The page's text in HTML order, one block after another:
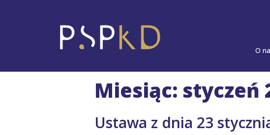
O
Miesiąc: styczeń
Ustawa z dnia 23